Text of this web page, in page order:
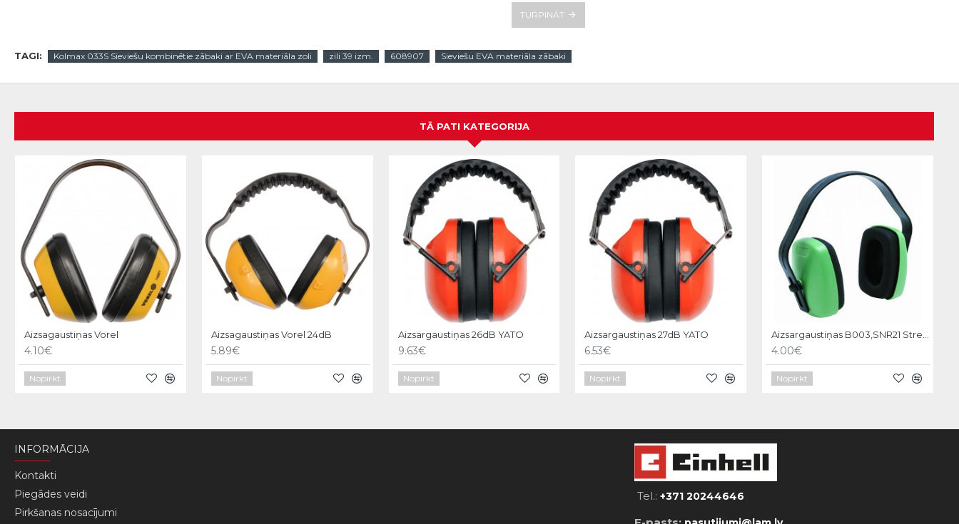
TURPINĀT
TAGI: Kolmax 033S Sieviešu kombinētie zābaki ar EVA materiāla zoli zili 39 izm. 608907 Sieviešu EVA materiāla zābaki
TĀ PATI KATEGORIJA
Aizsagaustiņas Vorel
4.10€
Nopirkt
Aizsagaustiņas Vorel 24dB
5.89€
Nopirkt
Aizsargaustiņas 26dB YATO
9.63€
Nopirkt
Aizsargaustiņas 27dB YATO
6.53€
Nopirkt
4.00€
Nopirkt
INFORMĀCIJA
Kontakti
Piegādes veidi
Pirkšanas nosacījumi
Tel.:+371 20244646